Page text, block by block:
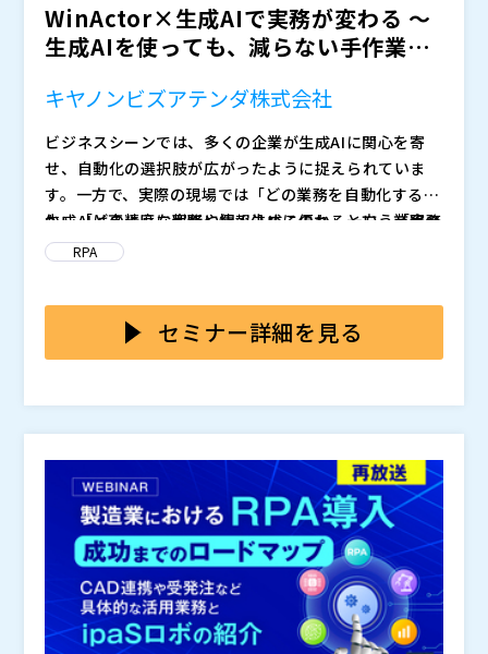
WinActor×生成AIで実務が変わる ～
生成AIを使っても、減らない手作業を
キヤノンビズアテンダ株式会社
ビジネスシーンでは、多くの企業が生成AIに関心を寄
せ、自動化の選択肢が広がったように捉えられていま
す。一方で、実際の現場では「どの業務を自動化する
か」「どのように実務に組み込めるのか」という「実務
適用の壁」に直面しています。生成AIが質問に答えてく
生成AIは高精度な判断や情報生成に優れる一方、業務の
実行やルールベース処理には不向きな側面があります。
なか効率化ができないという現状があります。 新しい
技術を取り入れるだけでは、自動化は進みません。 技
行力を組み合わせて業務に落とし込むことこそが、 “止
まっている自動化”を動かすための第一歩です。
動化アプローチをご紹介します。 進化したWinActorで
、 さらに
など、現場が自ら使えるAI連携機能を搭
務から非定型業務まで、様々な業務の効率化をサポート
する新しくなったWinActorの機能をご紹介すると共
に、今後の展開についても解説します。
リリースされたWinActorVer7.6の生成AI連携機能を中
心に、 RPA導入支援担当者がデモンストレーション
を交えてご説明します。 第二部：今後のWinActorの展
開について 今後のWinActorのご展開について、生成
AI連携を中心にNTT-AT様と Q＆A形式でディスカッ
ションを行います。
キヤノンビズアテンダ株式会社（）
NTTアドバンステクノロジ株式会社（ ）
株式会社オープンソース活用研究所（）
マジセミ株式会社（）
※共催、協賛、協力、講演企業は将来的に追加、削除さ
れる可能性があります。
RPA
セミナー詳細を見る